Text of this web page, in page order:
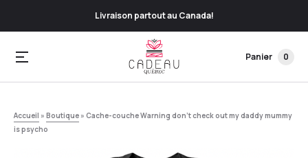
Livraison partout au Canada!
Panier 0
Accueil » Boutique » Cache-couche Warning don’t check out my daddy mummy
is psycho